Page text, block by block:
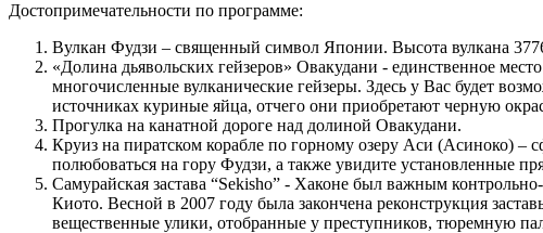
Достопримечательности по программе:
Вулкан Фудзи – священный символ Японии. Высота вулкана
«Долина дьявольских гейзеров» Овакудани - единственное
многочисленные вулканические гейзеры. Здесь у Вас будет
источниках куриные яйца, отчего они приобретают черную
Прогулка на канатной дороге над долиной Овакудани.
Круиз на пиратском корабле по горному озеру Аси (Асиноко) –
полюбоваться на гору Фудзи, а также увидите установленные
Самурайская застава “Sekisho” - Хаконе был важным
Киото. Весной в 2007 году была закончена реконструкция
вещественные улики, отобранные у преступников, тюремную